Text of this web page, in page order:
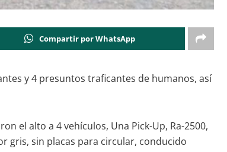
Compartir por WhatsApp
y 4 presuntos traficantes de humanos, así
el alto a 4 vehículos, Una Pick-Up, Ra-2500,
gris, sin placas para circular, conducido